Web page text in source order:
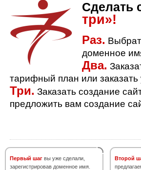
Сделать
три»!
Раз.
доменное
Два.
тарифный план или заказать
Три. Заказать создание
предложить вам создание
Первый шаг вы уже сделали,
зарегистрировав доменное имя.
Второй